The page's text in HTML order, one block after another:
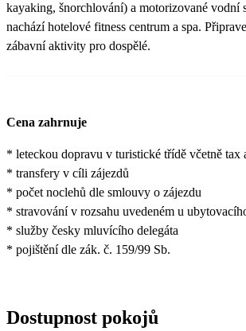
kayaking, šnorchlování) a motorizované vodní
nachází hotelové fitness centrum a spa.
zábavní aktivity pro dospělé.
Cena zahrnuje
* leteckou dopravu v turistické třídě včetně tax
* transfery v cíli zájezdů
* počet noclehů dle smlouvy o zájezdu
* stravování v rozsahu uvedeném u
* služby česky mluvícího delegáta
* pojištění dle zák. č. 159/99 Sb.
Dostupnost pokojů